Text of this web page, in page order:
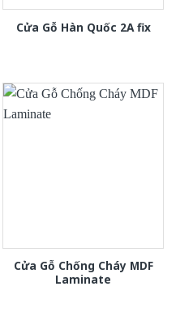
Cửa Gỗ Hàn Quốc 2A fix
Cửa Gỗ Chống Cháy MDF
Laminate